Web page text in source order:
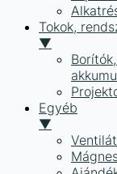
Tokok,
▼
Egyéb
▼